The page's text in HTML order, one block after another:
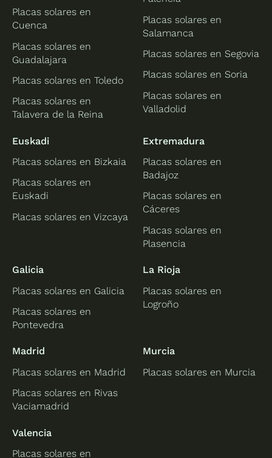
Placas solares en
Cuenca
Placas solares en
Guadalajara
Placas solares en Toledo
Placas solares en
Talavera de la Reina
Placas solares en
Salamanca
Placas solares en Segovia
Placas solares en Soria
Placas solares en
Valladolid
Euskadi
Placas solares en Bizkaia
Placas solares en
Euskadi
Placas solares en Vizcaya
Extremadura
Placas solares en
Badajoz
Placas solares en
Cáceres
Placas solares en
Plasencia
Galicia
Placas solares en Galicia
Placas solares en
Pontevedra
La Rioja
Placas solares en
Logroño
Madrid
Placas solares en Madrid
Placas solares en Rivas
Vaciamadrid
Murcia
Placas solares en Murcia
Valencia
Placas solares en